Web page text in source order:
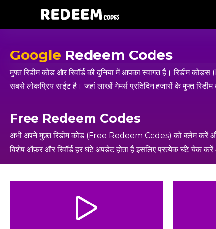
Google Redeem Codes
मुफ्त रिडीम कोड और रिवॉर्ड की दुनिया में आपका स्वागत है। रिडीम
सबसे लोकप्रिय साईट है। जहां लाखों गेमर्स प्रतिदिन हजारों के मुफ्त रिडीम
Free Redeem Codes
अभी अपने मुफ़्त रिडीम कोड (Free Redeem Codes) को क्लेम करें
विशेष ऑफ़र और रिवॉर्ड हर घंटे अपडेट होता है इसलिए प्रत्येक घंटे चेक करें